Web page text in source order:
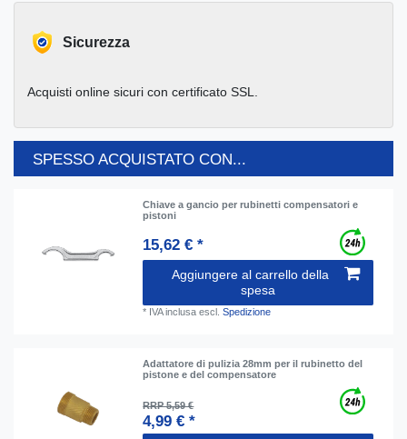
Sicurezza
Acquisti online sicuri con certificato SSL.
SPESSO ACQUISTATO CON...
Chiave a gancio per rubinetti compensatori e
pistoni
15,62 € *
Aggiungere al carrello della
spesa
* IVA inclusa escl.Spedizione
Adattatore di pulizia 28mm per il rubinetto del
pistone e del compensatore
RRP 5,59 €
4,99 € *